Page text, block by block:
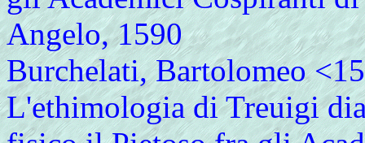
Angelo, 1590
Burchelati, Bartolomeo
L'ethimologia di Treuigi